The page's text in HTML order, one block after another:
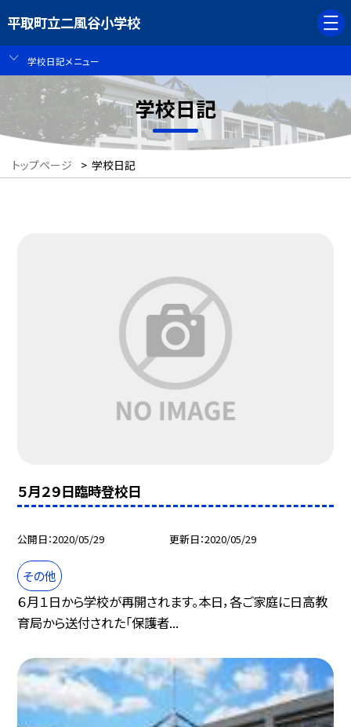
平取町立二風谷小学校
学校日記メニュー
学校日記
トップページ > 学校日記
５月２９日臨時登校日
公開日 2020/05/29 更新日 2020/05/29
その他
６月１日から学校が再開されます。本日，各ご家庭に日高教
育局から送付された「保護者...